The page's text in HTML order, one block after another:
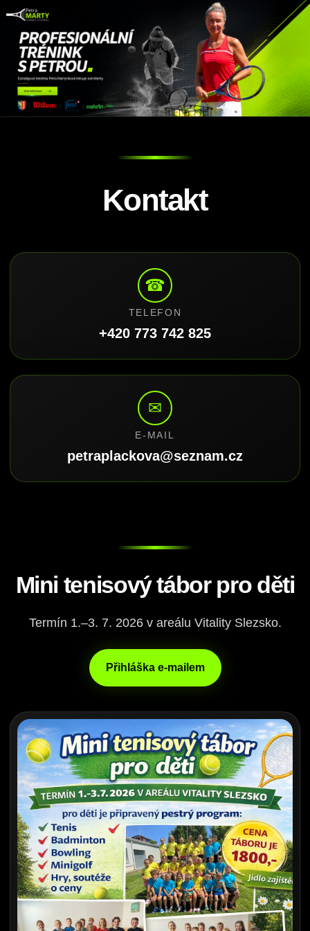
Kontakt
☎
TELEFON
+420 773 742 825
✉
E-MAIL
petraplackova@seznam.cz
Mini tenisový tábor pro děti
Termín 1.–3. 7. 2026 v areálu Vitality Slezsko.
Přihláška e-mailem